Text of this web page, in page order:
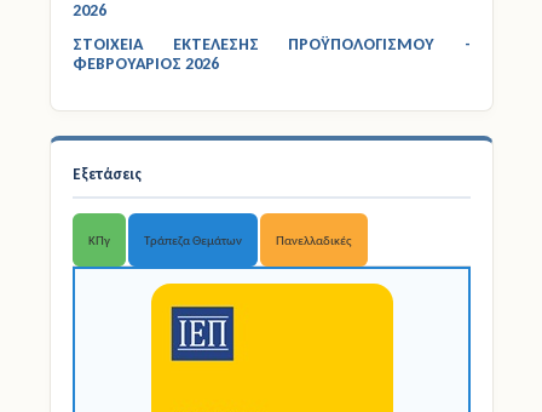
2026
ΣΤΟΙΧΕΙΑ ΕΚΤΕΛΕΣΗΣ ΠΡΟΫΠΟΛΟΓΙΣΜΟΥ -
ΦΕΒΡΟΥΑΡΙΟΣ 2026
Εξετάσεις
ΚΠγ Τράπεζα Θεμάτων Πανελλαδικές